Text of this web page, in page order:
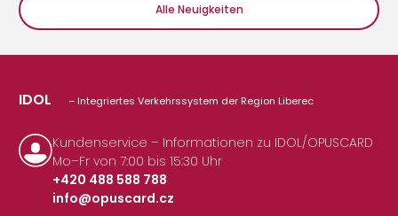
Alle Neuigkeiten
IDOL – Integriertes Verkehrssystem der Region Liberec
Kundenservice – Informationen zu IDOL/OPUSCARD
Mo–Fr von 7:00 bis 15:30 Uhr
+420 488 588 788
|
info@opuscard.cz